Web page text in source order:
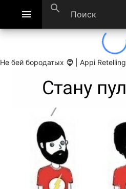
menu search
Не бей бородатых 🧔 | Appi Retelling